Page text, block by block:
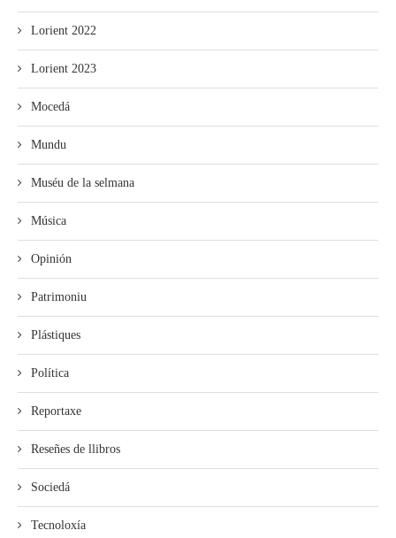
Lorient 2022
Lorient 2023
Mocedá
Mundu
Muséu de la selmana
Música
Opinión
Patrimoniu
Plástiques
Política
Reportaxe
Reseñes de llibros
Sociedá
Tecnoloxía